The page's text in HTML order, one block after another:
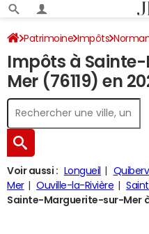
Patrimoine Impôts
Sainte-Marguerite-sur-Mer
Impôts à
Mer (76119) en
Voir aussi : Longueil
Mer
Ouville-la-Rivière
Sainte-Marguerite-sur-Mer